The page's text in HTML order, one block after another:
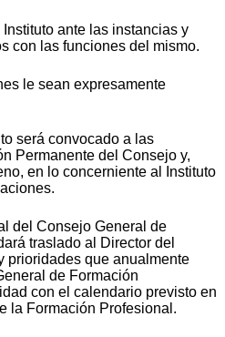
ante las instancias y
con las funciones del mismo.
le sean expresamente
será convocado a las
Permanente del Consejo y,
en lo concerniente al Instituto
del Consejo General de
traslado al Director del
prioridades que anualmente
de Formación
con el calendario previsto en
la Formación Profesional.